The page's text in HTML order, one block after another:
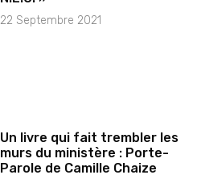
22 Septembre 2021
Un livre qui fait trembler les
murs du ministère : Porte-
Parole de Camille Chaize